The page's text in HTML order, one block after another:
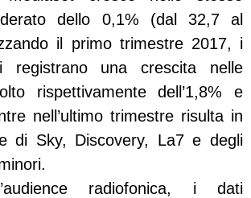
dello 0,1% (dal 32,7 al
il primo trimestre 2017, i
registrano una crescita nelle
rispettivamente dell’1,8% e
nell’ultimo trimestre risulta in
di Sky, Discovery, La7 e degli
radiofonica, i dati